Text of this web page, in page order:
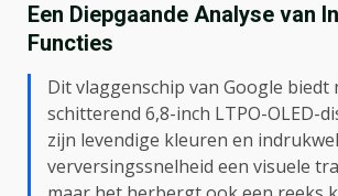
Een Diepgaande Analyse van
Functies
Dit vlaggenschip van Google biedt
schitterend 6,8-inch LTPO-OLED-
zijn levendige kleuren en
verversingssnelheid een visuele